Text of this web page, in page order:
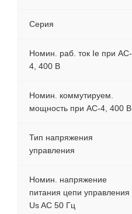
Серия
Номин. раб. ток Ie при AC-
4, 400 В
Номин. коммутируем.
мощность при AC-4, 400 В
Тип напряжения
управления
Номин. напряжение
питания цепи управления
Us AC 50 Гц